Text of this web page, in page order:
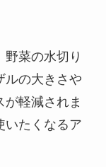
菜の水切り
ルの大きさや
軽減されま
いたくなるア